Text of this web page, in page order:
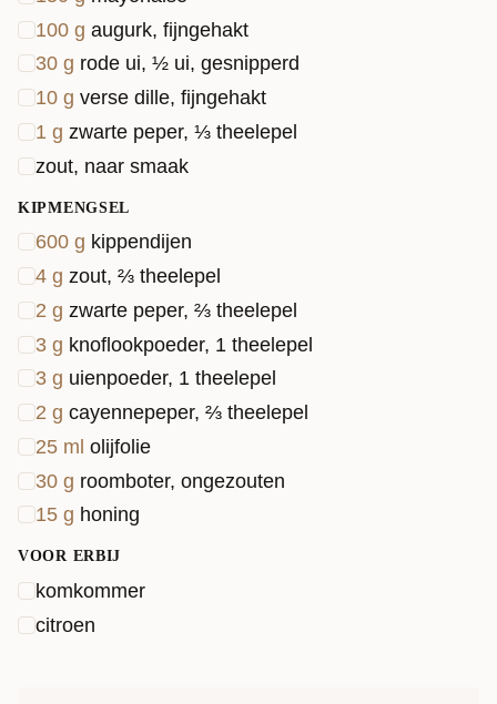
100 g augurk, fijngehakt
30 g rode ui, ½ ui, gesnipperd
10 g verse dille, fijngehakt
1 g zwarte peper, ⅓ theelepel
zout, naar smaak
KIPMENGSEL
600 g kippendijen
4 g zout, ⅔ theelepel
2 g zwarte peper, ⅔ theelepel
3 g knoflookpoeder, 1 theelepel
3 g uienpoeder, 1 theelepel
2 g cayennepeper, ⅔ theelepel
25 ml olijfolie
30 g roomboter, ongezouten
15 g honing
VOOR ERBIJ
komkommer
citroen